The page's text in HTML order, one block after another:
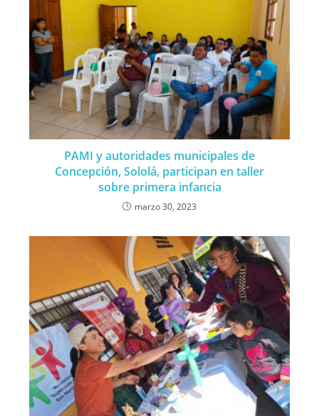
PAMI y autoridades municipales de
Concepción, Sololá, participan en taller
sobre primera infancia
marzo 30, 2023